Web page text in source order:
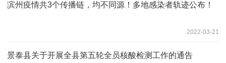
滨州疫情共3个传播链，均不同源！多地感染者轨迹公布！
2022-03-21
景泰县关于开展全县第五轮全员核酸检测工作的通告